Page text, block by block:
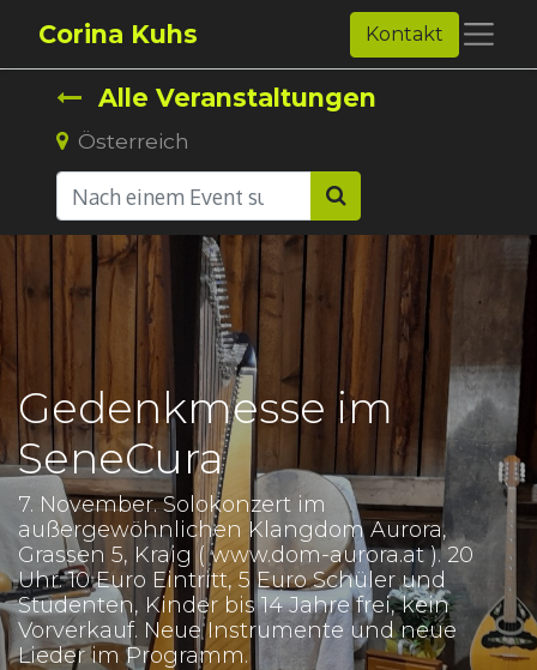
Corina Kuhs Kontakt
Alle Veranstaltungen
Österreich
Gedenkmesse im
SeneCura
7. November. Solokonzert im
außergewöhnlichen Klangdom Aurora,
Grassen 5, Kraig ( www.dom-aurora.at ). 20
Uhr. 10 Euro Eintritt, 5 Euro Schüler und
Studenten, Kinder bis 14 Jahre frei, kein
Vorverkauf. Neue Instrumente und neue
Lieder im Programm.